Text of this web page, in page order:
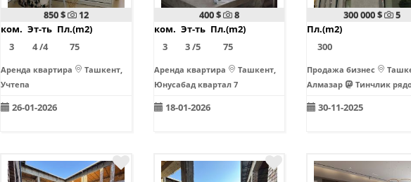
850 $
12
ком.
3
Эт-ть
4 /4
Пл.(m2)
75
Аренда квартира
Ташкент,
Учтепа
26-01-2026
400 $
8
ком.
3
Эт-ть
3 /5
Пл.(m2)
75
Аренда квартира
Ташкент,
Юнусабад квартал 7
18-01-2026
300 000 $
5
Пл.(m2)
300
Продажа бизнес
Алмазар
Тинчлик
30-11-2025